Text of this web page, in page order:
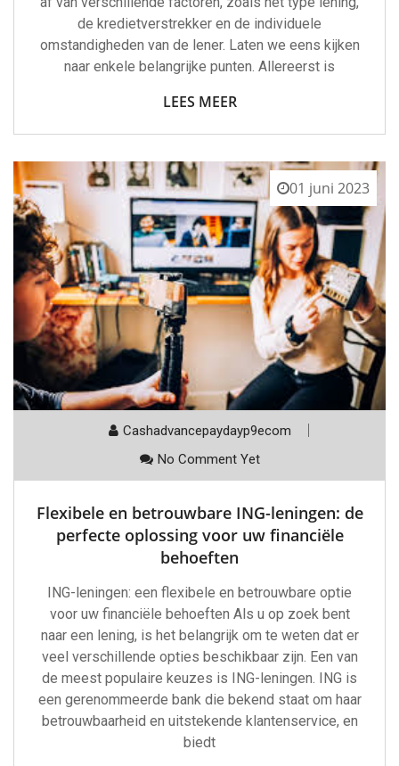
de kredietverstrekker en de individuele
omstandigheden van de lener. Laten we eens kijken
naar enkele belangrijke punten. Allereerst is
LEES MEER
01 juni 2023
Cashadvancepaydayp9ecom
No Comment Yet
Flexibele en betrouwbare ING-leningen: de
perfecte oplossing voor uw financiële
behoeften
ING-leningen: een flexibele en betrouwbare optie
voor uw financiële behoeften Als u op zoek bent
naar een lening, is het belangrijk om te weten dat er
veel verschillende opties beschikbaar zijn. Een van
de meest populaire keuzes is ING-leningen. ING is
een gerenommeerde bank die bekend staat om haar
betrouwbaarheid en uitstekende klantenservice, en
biedt